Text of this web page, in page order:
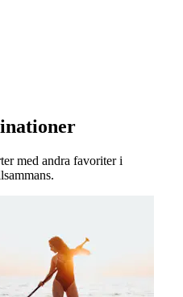
med andra favoriter i